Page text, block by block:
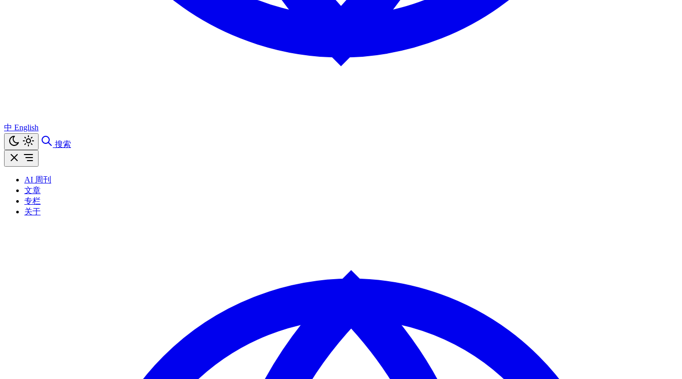
中 English
搜索
AI 周刊
文章
专栏
关于